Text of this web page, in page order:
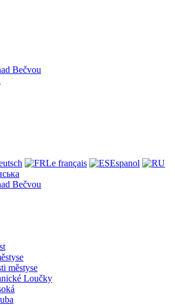
Le français
Espanol
městyse
Loučky